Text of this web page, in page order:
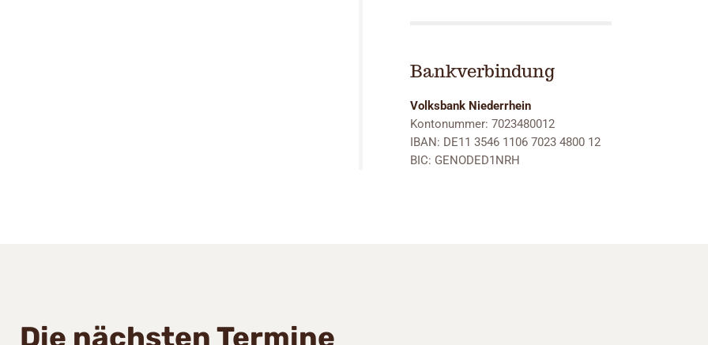
Bankverbindung
Volksbank Niederrhein
Kontonummer: 7023480012
IBAN: DE11 3546 1106 7023 4800 12
BIC: GENODED1NRH
Die nächsten Termine